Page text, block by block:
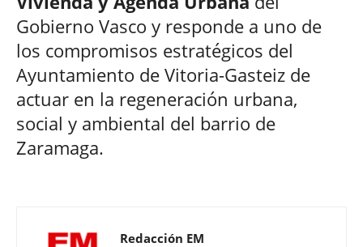
Gobierno Vasco y responde a uno de
los compromisos estratégicos del
Ayuntamiento de Vitoria-Gasteiz de
actuar en la regeneración urbana,
social y ambiental del barrio de
Zaramaga.
Redacción EM